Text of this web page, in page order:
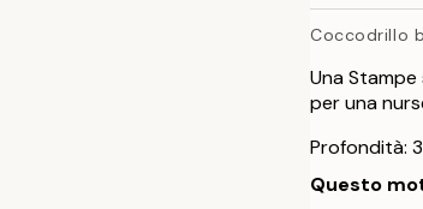
Coccodrillo
Una
per una
Profondità:
Questo